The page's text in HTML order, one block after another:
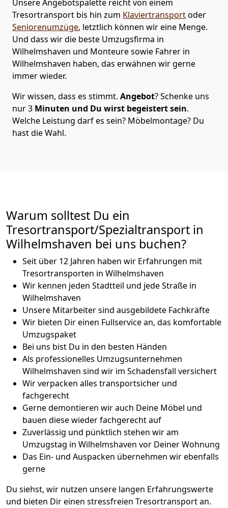
Unsere Angebotspalette reicht von einem
Tresortransport bis hin zum Klaviertransportoder
Seniorenumzüge, letztlich können wir eine Menge.
Und dass wir die beste Umzugsfirma in
Wilhelmshaven und Monteure sowie Fahrer in
Wilhelmshaven haben, das erwähnen wir gerne
immer wieder.
Wir wissen, dass es stimmt. Angebot? Schenke uns
nur 3 Minuten und Du wirst begeistert sein.
Welche Leistung darf es sein? Möbelmontage? Du
hast die Wahl.
Warum solltest Du ein
Tresortransport/Spezialtransport in
Wilhelmshaven bei uns buchen?
Seit über 12 Jahren haben wir Erfahrungen mit
Tresortransporten in Wilhelmshaven
Wir kennen jeden Stadtteil und jede Straße in
Wilhelmshaven
Unsere Mitarbeiter sind ausgebildete Fachkräfte
Wir bieten Dir einen Fullservice an, das komfortable
Umzugspaket
Bei uns bist Du in den besten Händen
Als professionelles Umzugsunternehmen
Wilhelmshaven sind wir im Schadensfall versichert
Wir verpacken alles transportsicher und
fachgerecht
Gerne demontieren wir auch Deine Möbel und
bauen diese wieder fachgerecht auf
Zuverlässig und pünktlich stehen wir am
Umzugstag in Wilhelmshaven vor Deiner Wohnung
Das Ein- und Auspacken übernehmen wir ebenfalls
gerne
Du siehst, wir nutzen unsere langen Erfahrungswerte
und bieten Dir einen stressfreien Tresortransport an.